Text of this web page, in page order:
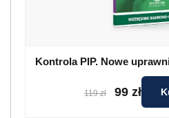
Kontrola PIP. Nowe
119 zł 99 zł